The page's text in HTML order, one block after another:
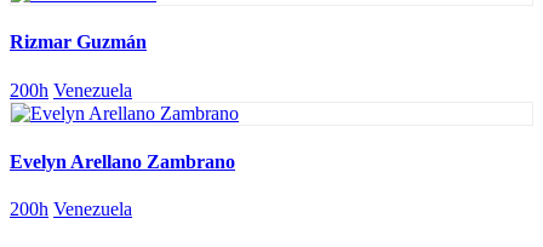
Rizmar Guzmán
200h Venezuela
Evelyn Arellano Zambrano
200h Venezuela